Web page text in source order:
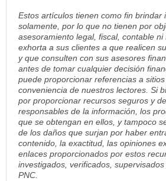
Estos artículos tienen como fin brindar
solamente, por lo que no tienen por
asesoramiento legal, fiscal, contable ni
exhorta a sus clientes a que realicen
y que consulten con sus asesores
antes de tomar cualquier decisión
puede proporcionar referencias a
conveniencia de nuestros lectores. Si
por proporcionar recursos seguros y
responsables de la información, los
que se obtengan en ellos, y tampoco
de los daños que surjan por haber
contenido, la exactitud, las opiniones
enlaces proporcionados por estos
investigados, verificados,
PNC.